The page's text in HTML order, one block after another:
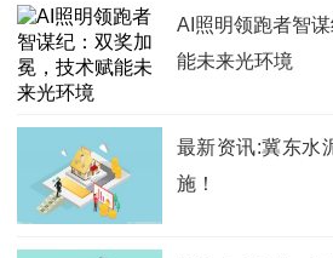
AI照明领跑者智
能未来光环境
最新资讯:冀东水
施！